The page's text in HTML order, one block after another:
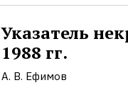
Указатель
1988 гг.
А. В. Ефимов